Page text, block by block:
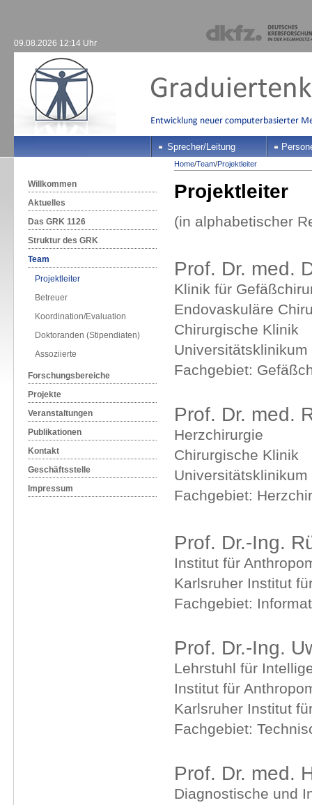
09.08.2026 12:14 Uhr
Sprecher/Leitung
Willkommen
Aktuelles
Das GRK 1126
Struktur des GRK
Team
Projektleiter
Betreuer
Koordination/Evaluation
Doktoranden (Stipendiaten)
Assoziierte
Forschungsbereiche
Projekte
Veranstaltungen
Publikationen
Kontakt
Geschäftsstelle
Impressum
Home/Team/Projektleiter
Projektleiter
(in alphabetischer
Prof. Dr. med.
Klinik für
Endovaskuläre
Chirurgische Klinik
Universitätsklinikum
Fachgebiet:
Prof. Dr. med.
Herzchirurgie
Chirurgische Klinik
Universitätsklinikum
Fachgebiet:
Prof. Dr.-Ing.
Institut für
Karlsruher Institut
Fachgebiet:
Prof. Dr.-Ing.
Lehrstuhl für
Institut für
Karlsruher Institut
Fachgebiet:
Prof. Dr. med.
Diagnostische und